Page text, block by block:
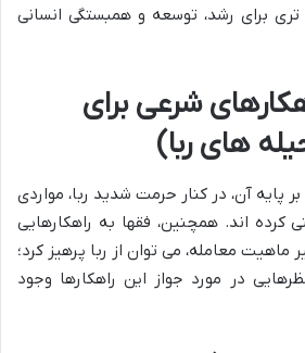
برای رشد، توسعه و همبستگی انسانی
شرعی برای
های ربا)
پایه آن، در کنار حرمت شدید ربا، مواردی
کرده اند. همچنین، فقها به راهکارهایی
ماهیت معامله، می توان از ربا پرهیز کرد؛
در مورد جواز این راهکارها وجود